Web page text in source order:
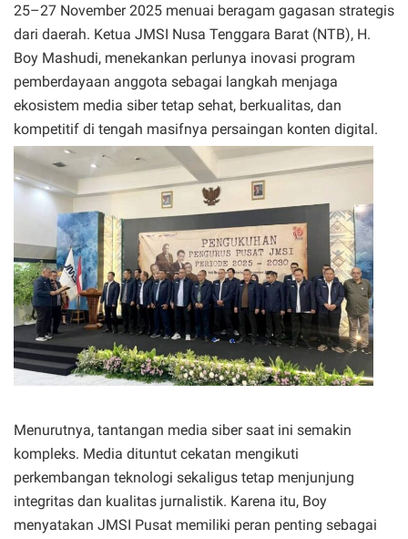
25–27 November 2025 menuai beragam gagasan strategis
dari daerah. Ketua JMSI Nusa Tenggara Barat (NTB), H.
Boy Mashudi, menekankan perlunya inovasi program
pemberdayaan anggota sebagai langkah menjaga
ekosistem media siber tetap sehat, berkualitas, dan
kompetitif di tengah masifnya persaingan konten digital.
Menurutnya, tantangan media siber saat ini semakin
kompleks. Media dituntut cekatan mengikuti
perkembangan teknologi sekaligus tetap menjunjung
integritas dan kualitas jurnalistik. Karena itu, Boy
menyatakan JMSI Pusat memiliki peran penting sebagai